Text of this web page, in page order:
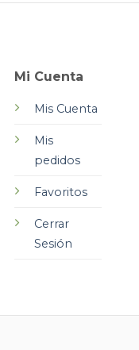
Mi Cuenta
Mis Cuenta
Mis
pedidos
Favoritos
Cerrar
Sesión